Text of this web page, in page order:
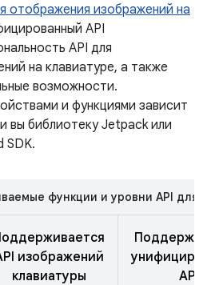
отображения изображений на
API
API для
на клавиатуре, а также
возможности.
и функциями зависит
вы библиотеку Jetpack или
SDK.
функции и уровни API для
изображений
клавиатуры
API.